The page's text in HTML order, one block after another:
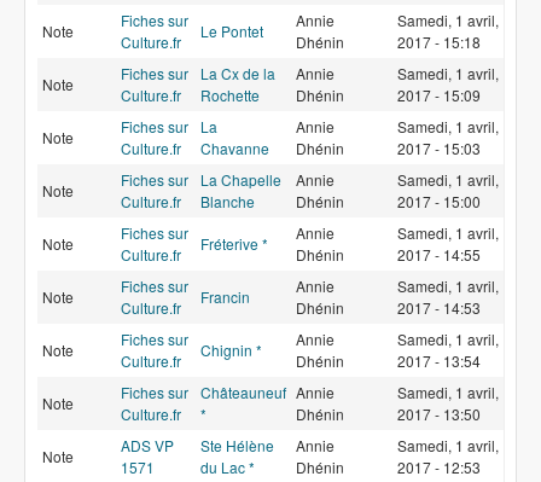
Note
Fiches sur
Culture.fr
Le Pontet
Annie
Dhénin
Samedi, 1 avril,
2017 - 15:18
Note
Fiches sur
Culture.fr
La Cx de la
Rochette
Annie
Dhénin
Samedi, 1 avril,
2017 - 15:09
Note
Fiches sur
Culture.fr
La
Chavanne
Annie
Dhénin
Samedi, 1 avril,
2017 - 15:03
Note
Fiches sur
Culture.fr
La Chapelle
Blanche
Annie
Dhénin
Samedi, 1 avril,
2017 - 15:00
Note
Fiches sur
Culture.fr
Fréterive *
Annie
Dhénin
Samedi, 1 avril,
2017 - 14:55
Note
Fiches sur
Culture.fr
Francin
Annie
Dhénin
Samedi, 1 avril,
2017 - 14:53
Note
Fiches sur
Culture.fr
Chignin *
Annie
Dhénin
Samedi, 1 avril,
2017 - 13:54
Note
Fiches sur
Culture.fr
Châteauneuf
*
Annie
Dhénin
Samedi, 1 avril,
2017 - 13:50
Note
ADS VP
1571
Ste Hélène
du Lac *
Annie
Dhénin
Samedi, 1 avril,
2017 - 12:53